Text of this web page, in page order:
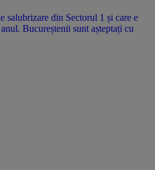
salubrizare din Sectorul 1 și care e
Bucureștenii sunt așteptați cu